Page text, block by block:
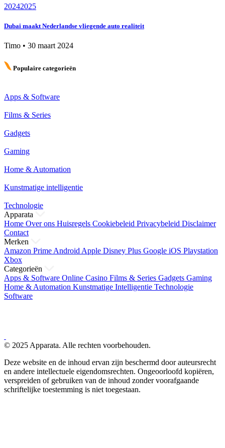
20242025
Dubai maakt Nederlandse vliegende auto realiteit
Timo • 30 maart 2024
Populaire categorieën
Apps & Software
Films & Series
Gadgets
Gaming
Home & Automation
Kunstmatige intelligentie
Technologie
Apparata
Home Over ons Huisregels Cookiebeleid Privacybeleid Disclaimer
Contact
Merken
Amazon Prime Android Apple Disney Plus Google iOS Playstation
Xbox
Categorieën
Apps & Software Online Casino Films & Series Gadgets Gaming
Home & Automation Kunstmatige Intelligentie Technologie
Software
© 2025 Apparata. Alle rechten voorbehouden.
Deze website en de inhoud ervan zijn beschermd door auteursrecht
en andere intellectuele eigendomsrechten. Ongeoorloofd kopiëren,
verspreiden of gebruiken van de inhoud zonder voorafgaande
schriftelijke toestemming is niet toegestaan.